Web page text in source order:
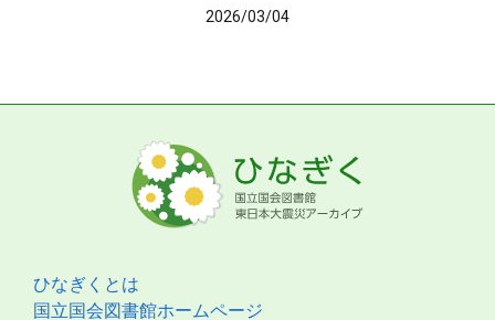
2026/03/04
ひなぎくとは
国立国会図書館ホームページ